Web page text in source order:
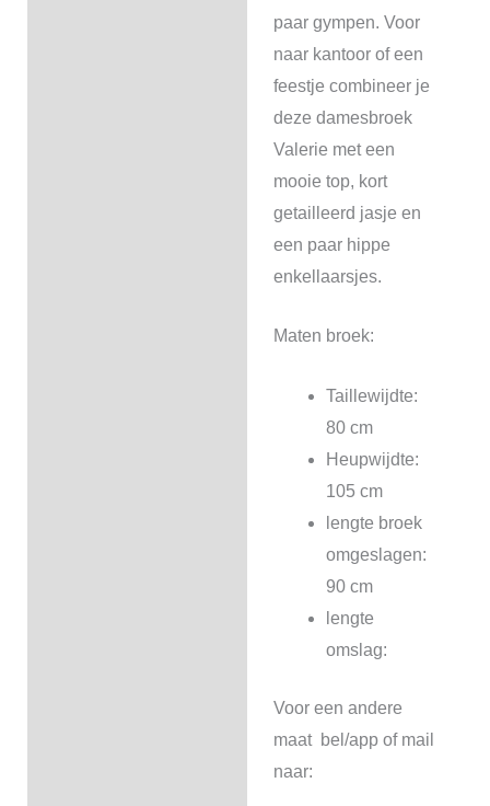
paar gympen. Voor
naar kantoor of een
feestje combineer je
deze damesbroek
Valerie met een
mooie top, kort
getailleerd jasje en
een paar hippe
enkellaarsjes.
Maten broek:
Taillewijdte:
80 cm
Heupwijdte:
105 cm
lengte broek
omgeslagen:
90 cm
lengte
omslag:
Voor een andere
maat bel/app of mail
naar: